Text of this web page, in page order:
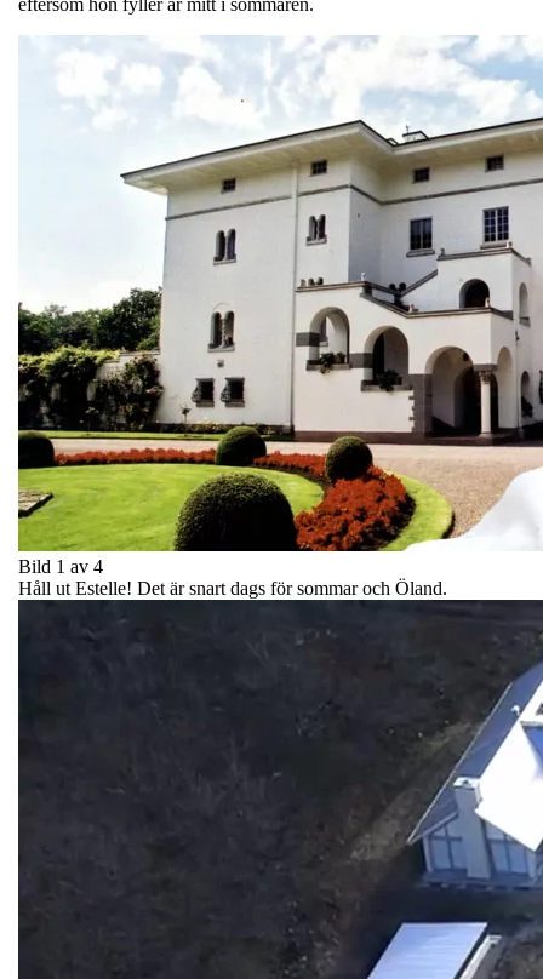
Bild 1 av 4
Håll ut Estelle! Det är snart dags för sommar och Öland.